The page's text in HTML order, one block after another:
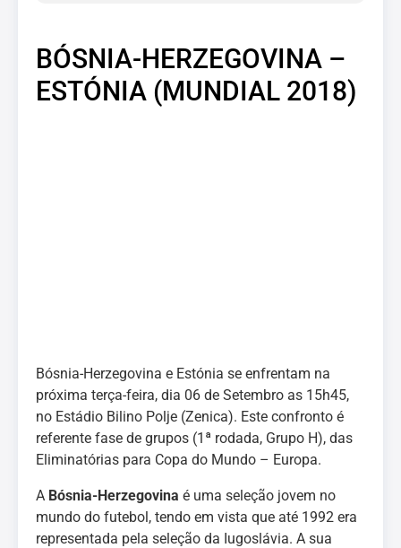
BÓSNIA-HERZEGOVINA –
ESTÓNIA (MUNDIAL 2018)
Bósnia-Herzegovina e Estónia se enfrentam na
próxima terça-feira, dia 06 de Setembro as 15h45,
no Estádio Bilino Polje (Zenica). Este confronto é
referente fase de grupos (1ª rodada, Grupo H), das
Eliminatórias para Copa do Mundo – Europa.
A Bósnia-Herzegovina é uma seleção jovem no
mundo do futebol, tendo em vista que até 1992 era
representada pela seleção da Iugoslávia. A sua